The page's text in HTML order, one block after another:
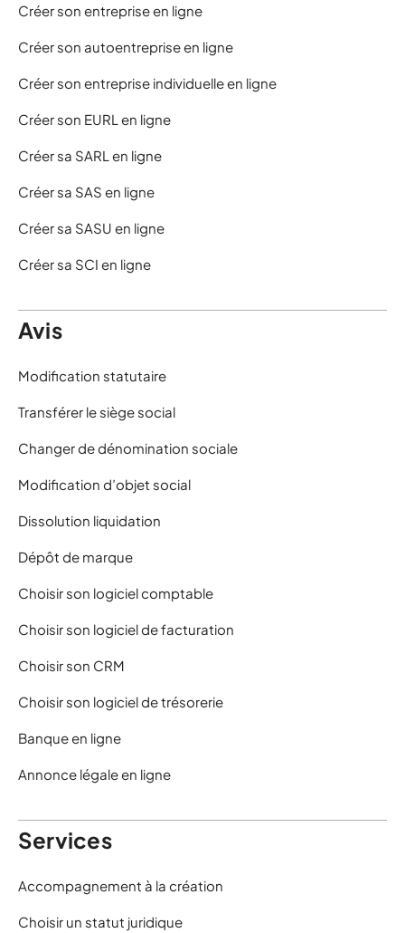
Créer son entreprise en ligne
Créer son autoentreprise en ligne
Créer son entreprise individuelle en ligne
Créer son EURL en ligne
Créer sa SARL en ligne
Créer sa SAS en ligne
Créer sa SASU en ligne
Créer sa SCI en ligne
Avis
Modification statutaire
Transférer le siège social
Changer de dénomination sociale
Modification d’objet social
Dissolution liquidation
Dépôt de marque
Choisir son logiciel comptable
Choisir son logiciel de facturation
Choisir son CRM
Choisir son logiciel de trésorerie
Banque en ligne
Annonce légale en ligne
Services
Accompagnement à la création
Choisir un statut juridique